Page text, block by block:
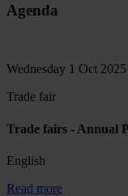
Agenda
Wednesday 1 Oct
Trade fair
Trade fairs - Annual
English
Read more